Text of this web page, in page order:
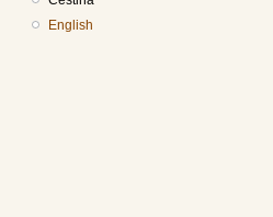
English